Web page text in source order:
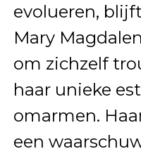
evolueren,
Mary
om zichzelf
haar unieke
omarmen.
een